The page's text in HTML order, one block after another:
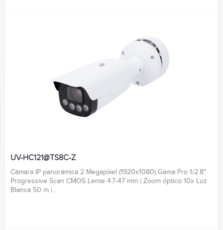
UV-HC121@TS8C-Z
Cámara IP panorámica 2 Megapíxel (1920x1080) Gama Pro 1/2.8"
Progressive Scan CMOS Lente 4.7-47 mm | Zoom óptico 10x Luz
Blanca 50 m |...